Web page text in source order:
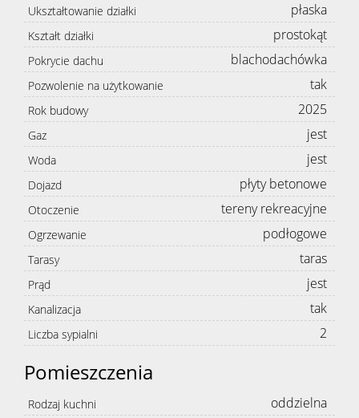
Ukształtowanie działki płaska
Kształt działki prostokąt
Pokrycie dachu blachodachówka
Pozwolenie na użytkowanie tak
Rok budowy 2025
Gaz jest
Woda jest
Dojazd płyty betonowe
Otoczenie tereny rekreacyjne
Ogrzewanie podłogowe
Tarasy taras
Prąd jest
Kanalizacja tak
Liczba sypialni 2
Pomieszczenia
Rodzaj kuchni oddzielna